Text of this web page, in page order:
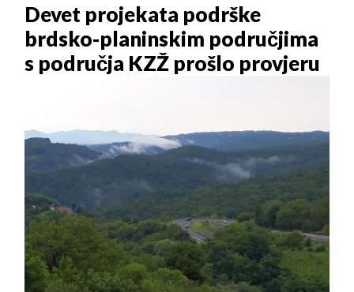
Devet projekata podrške
brdsko-planinskim područjima
s područja KZŽ prošlo provjeru